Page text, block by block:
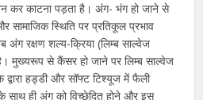
कर काटना पड़ता है। अंग- भंग हो जाने से
सामाजिक स्थिति पर प्रतिकूल प्रभाव
अंग रक्षण शल्य-क्रिया (लिम्ब साल्वेज
है। मुख्यरूप से कैंसर हो जाने पर लिम्ब साल्वेज
हड्डी और सॉफ्ट टिश्यूज में फैली
ही अंग को विच्छेदित होने और इस